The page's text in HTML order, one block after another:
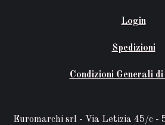
Login
Spedizioni
Condizioni Generali di
Euromarchi srl - Via Letizia 45/c -